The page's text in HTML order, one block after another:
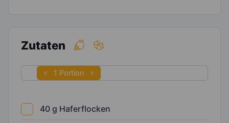
Zutaten
1 Portion
40 g Haferflocken